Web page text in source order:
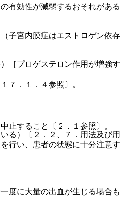
有効性が減弱するおそれがある
子宮内膜症はエストロゲン依存
［プロゲステロン作用が増強す
る）〔２．２、７．用法及び用
７．１．４参照〕。
止すること〔２．１参照〕。
行い、患者の状態に十分注意す
度に大量の出血が生じる場合も